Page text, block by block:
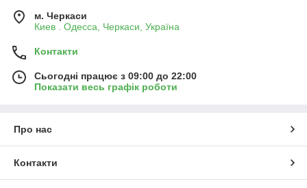
м. Черкаси
Киев . Одесса, Черкаси, Україна
Контакти
Сьогодні працює з 09:00 до 22:00
Показати весь графік роботи
Про нас
Контакти